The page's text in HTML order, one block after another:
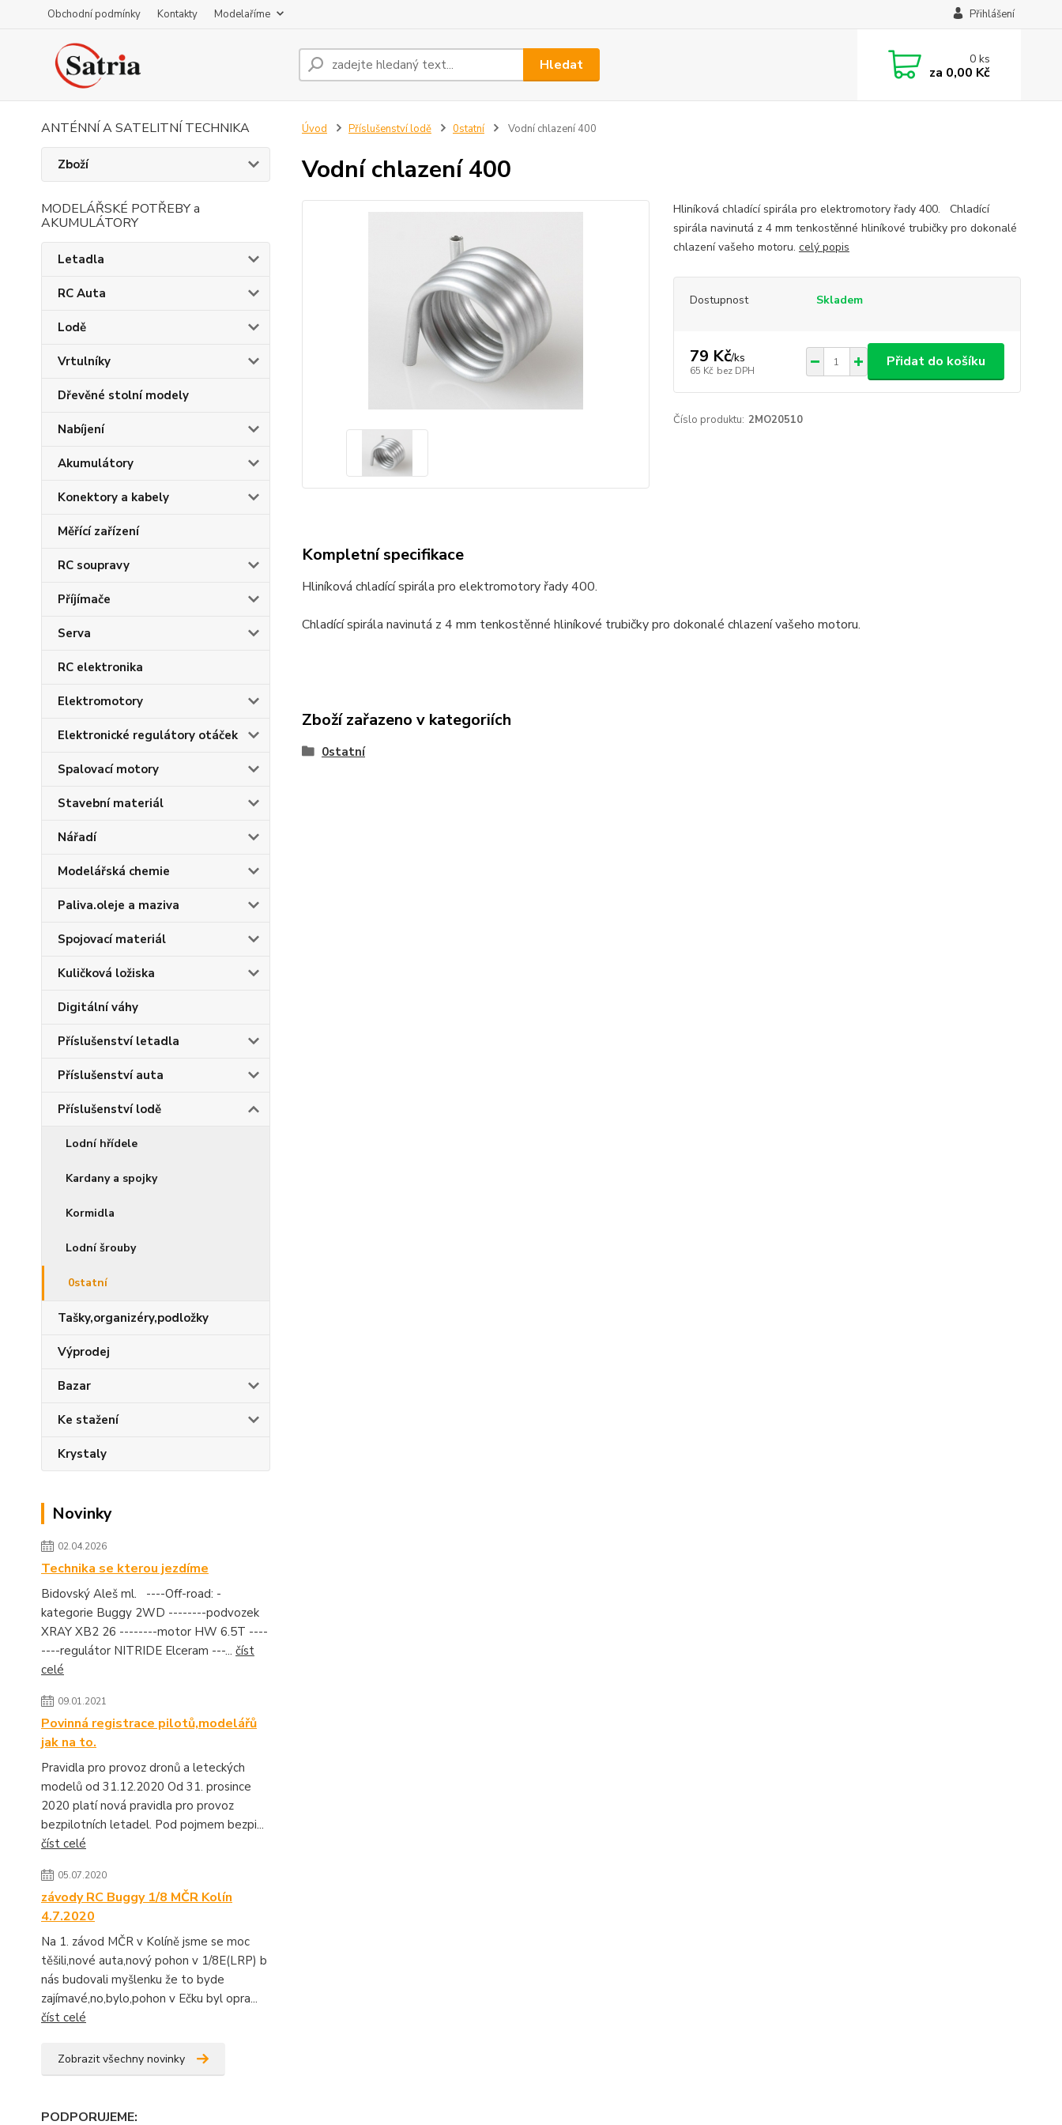
Obchodní podmínky Kontakty Modelaříme Přihlášení
Hledat 0ks
za 0,00 Kč
ANTÉNNÍ A SATELITNÍ TECHNIKA
Zboží
MODELÁŘSKÉ POTŘEBY a
AKUMULÁTORY
Letadla
RC Auta
Lodě
Vrtulníky
Dřevěné stolní modely
Nabíjení
Akumulátory
Konektory a kabely
Měřící zařízení
RC soupravy
Příjímače
Serva
RC elektronika
Elektromotory
Elektronické regulátory otáček
Spalovací motory
Stavební materiál
Nářadí
Modelářská chemie
Paliva.oleje a maziva
Spojovací materiál
Kuličková ložiska
Digitální váhy
Příslušenství letadla
Příslušenství auta
Příslušenství lodě
Lodní hřídele
Kardany a spojky
Kormidla
Lodní šrouby
0statní
Tašky,organizéry,podložky
Výprodej
Bazar
Ke stažení
Krystaly
Novinky
02.04.2026
Technika se kterou jezdíme
Bidovský Aleš ml. ----Off-road: -
kategorie Buggy 2WD --------podvozek
XRAY XB2 26 --------motor HW 6.5T ----
----regulátor NITRIDE Elceram ---... číst
celé
09.01.2021
Povinná registrace pilotů,modelářů
jak na to.
Pravidla pro provoz dronů a leteckých
modelů od 31.12.2020 Od 31. prosince
2020 platí nová pravidla pro provoz
bezpilotních letadel. Pod pojmem bezpi...
číst celé
05.07.2020
závody RC Buggy 1/8 MČR Kolín
4.7.2020
Na 1. závod MČR v Kolíně jsme se moc
těšili,nové auta,nový pohon v 1/8E(LRP) b
nás budovali myšlenku že to byde
zajímavé,no,bylo,pohon v Ečku byl opra...
číst celé
Zobrazit všechny novinky
PODPORUJEME:
Úvod Příslušenství lodě 0statní Vodní chlazení 400
Vodní chlazení 400
Hliníková chladící spirála pro elektromotory řady 400. Chladící
spirála navinutá z 4 mm tenkostěnné hliníkové trubičky pro dokonalé
chlazení vašeho motoru. celý popis
Dostupnost Skladem
79 Kč/ks
65 Kč bez DPH
Přidat do košíku
Číslo produktu: 2MO20510
Kompletní specifikace
Hliníková chladící spirála pro elektromotory řady 400.
Chladící spirála navinutá z 4 mm tenkostěnné hliníkové trubičky pro dokonalé chlazení vašeho motoru.
Zboží zařazeno v kategoriích
0statní